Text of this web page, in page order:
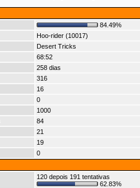
84.49%
Hoo-rider (10017)
Desert Tricks
68:52
258 dias
316
16
0
1000
84
21
19
0
120 depois 191 tentativas
62.83%